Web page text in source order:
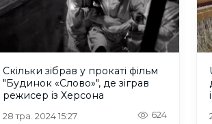
Скільки зібрав у прокаті фільм
"Будинок «Слово»", де зіграв
режисер із Херсона
28 тра. 2024 15:27 624